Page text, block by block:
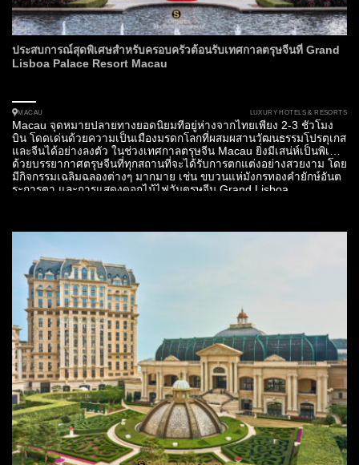
ประสบการณ์สุดพิเศษสำหรับครอบครัวต้อนรับเทศกาลตรุษจีนที่ Grand
Lisboa Palace Resort Macau
MACAU LUXURY HOTELS & RESORTS
Macau จุดหมายปลายทางยอดนิยมที่อยู่ห่างจากไทยเพียง 2-3 ชั่วโมง
บิน โดดเด่นด้วยความเป็นเมืองมรดกโลกที่ผสมผสานวัฒนธรรมโปรตุเกส
และจีนได้อย่างลงตัว ในช่วงเทศกาลตรุษจีน Macau ยิ่งมีเสน่ห์เป็นพิเศษ
ด้วยบรรยากาศตรุษจีนที่ทุกสถานที่จะได้รับการตกแต่งอย่างสวยงาม โดย
มีกิจกรรมเฉลิมฉลองต่างๆ มากมาย เช่น ขบวนแห่มังกรทองคำยักษ์อันต
ระการตา และการแสดงดอกไม้ไฟวันตรุษจีน Grand Lisboa...